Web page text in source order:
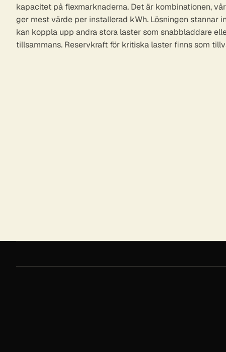
kapacitet på flexmarknaderna. Det är kombinationen,
ger mest värde per installerad kWh. Lösningen stannar
kan koppla upp andra stora laster som snabbladdare
tillsammans. Reservkraft för kritiska laster finns som